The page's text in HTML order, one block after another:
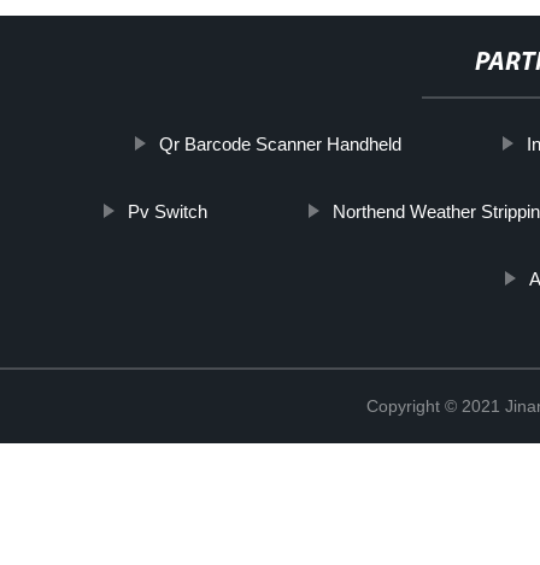
Qr Barcode Scanner Handheld
Pv Switch Northend Weather
Copyright © 2021